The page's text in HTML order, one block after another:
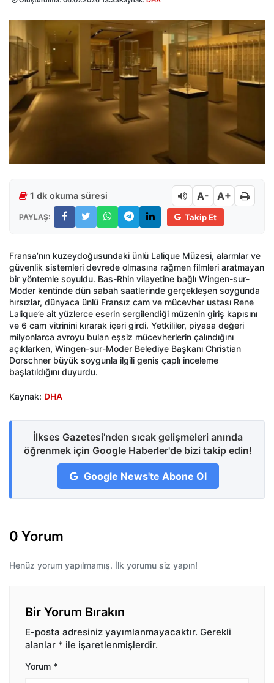
1 dk okuma süresi A- A+
PAYLAŞ: Takip Et
Fransa’nın kuzeydoğusundaki ünlü Lalique Müzesi, alarmlar ve
güvenlik sistemleri devrede olmasına rağmen filmleri aratmayan
bir yöntemle soyuldu. Bas-Rhin vilayetine bağlı Wingen-sur-
Moder kentinde dün sabah saatlerinde gerçekleşen soygunda
hırsızlar, dünyaca ünlü Fransız cam ve mücevher ustası Rene
Lalique’e ait yüzlerce eserin sergilendiği müzenin giriş kapısını
ve 6 cam vitrinini kırarak içeri girdi. Yetkililer, piyasa değeri
milyonlarca avroyu bulan eşsiz mücevherlerin çalındığını
açıklarken, Wingen-sur-Moder Belediye Başkanı Christian
Dorschner büyük soygunla ilgili geniş çaplı inceleme
başlatıldığını duyurdu.
Kaynak: DHA
İlkses Gazetesi'nden sıcak gelişmeleri anında
öğrenmek için Google Haberler'de bizi takip edin!
Google News'te Abone Ol
0 Yorum
Henüz yorum yapılmamış. İlk yorumu siz yapın!
Bir Yorum Bırakın
E-posta adresiniz yayımlanmayacaktır. Gerekli
alanlar * ile işaretlenmişlerdir.
Yorum *